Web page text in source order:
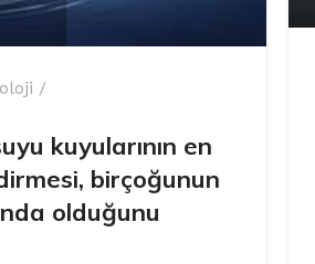
Serisi
cihazları
kuyularının en
birçoğunun
olduğunu